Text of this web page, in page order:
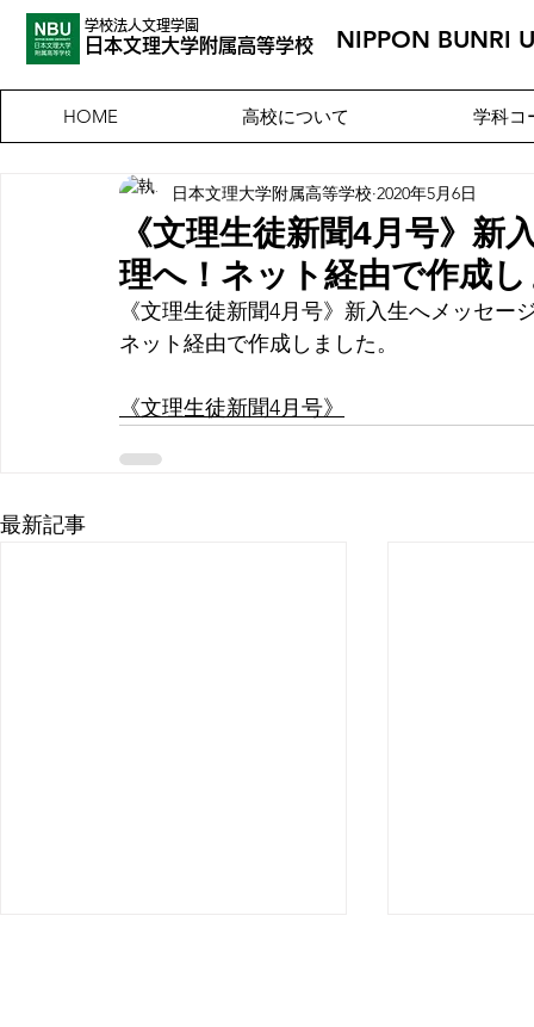
学校法人文理学園
​日本文理大学附属高等学校 NIPPON BUNRI
HOME 高校について 学科コ
《文理生徒新聞4月号》
理へ！ネット経由で作成
日本文理大学附属高等学校 2020年5月6日
《文理生徒新聞4月号》新入生へメッセー
ネット経由で作成しました。
《文理生徒新聞4月号》
最新記事